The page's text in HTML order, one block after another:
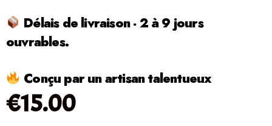
Délais de livraison - 2 à 9 jours
ouvrables.
Conçu par un artisan talentueux
€15.00